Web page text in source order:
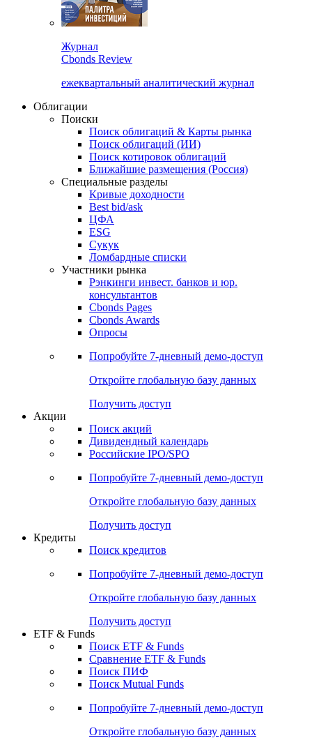
Журнал
Cbonds Review
ежеквартальный аналитический журнал
Облигации
Поиски
Поиск облигаций & Карты рынка
Поиск облигаций (ИИ)
Поиск котировок облигаций
Ближайшие размещения (Россия)
Специальные разделы
Кривые доходности
Best bid/ask
ЦФА
ESG
Сукук
Ломбардные списки
Участники рынка
Рэнкинги инвест. банков и юр.
консультантов
Cbonds Pages
Cbonds Awards
Опросы
Попробуйте 7-дневный демо-доступ
Откройте глобальную базу данных
Получить доступ
Акции
Поиск акций
Дивидендный календарь
Российские IPO/SPO
Попробуйте 7-дневный демо-доступ
Откройте глобальную базу данных
Получить доступ
Кредиты
Поиск кредитов
Попробуйте 7-дневный демо-доступ
Откройте глобальную базу данных
Получить доступ
ETF & Funds
Поиск ETF & Funds
Сравнение ETF & Funds
Поиск ПИФ
Поиск Mutual Funds
Попробуйте 7-дневный демо-доступ
Откройте глобальную базу данных